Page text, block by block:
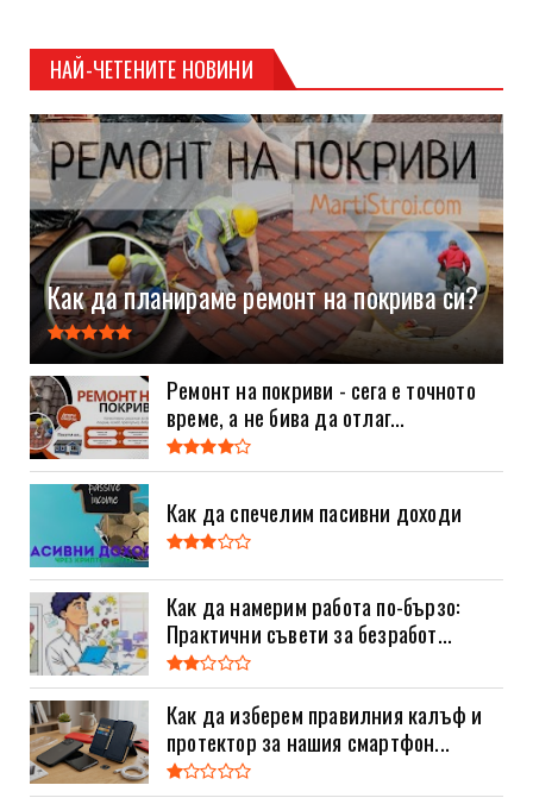
НАЙ-ЧЕТЕНИТЕ НОВИНИ
Как да планираме ремонт на покрива си?
Ремонт на покриви - сега е точното
време, а не бива да отлаг...
Как да спечелим пасивни доходи
Как да намерим работа по-бързо:
Практични съвети за безработ...
Как да изберем правилния калъф и
протектор за нашия смартфон...